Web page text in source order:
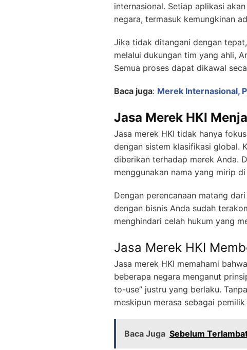
internasional. Setiap aplikasi
negara, termasuk kemungkinan
Jika tidak ditangani dengan
melalui dukungan tim yang ahli,
Semua proses dapat dikawal
Baca juga: Merek Internasional,
Jasa Merek HKI
Jasa merek HKI tidak hanya
dengan sistem klasifikasi global.
diberikan terhadap merek Anda.
menggunakan nama yang mirip
Dengan perencanaan matang
dengan bisnis Anda sudah
menghindari celah hukum yang
Jasa Merek HKI
Jasa merek HKI memahami
beberapa negara menganut
to-use” justru yang berlaku.
meskipun merasa sebagai pemilik
Baca Juga Sebelum